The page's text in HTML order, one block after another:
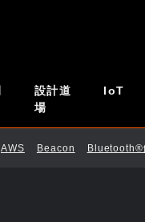
設計道
場
IoT
AWS Beacon Bluetooth®